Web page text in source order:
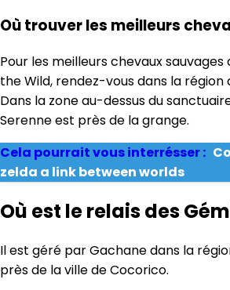
Où trouver les meilleurs
Pour les meilleurs chevaux sauvages
the Wild, rendez-vous dans la région
Dans la zone au-dessus du
Serenne est près de la grange.
Cela pourrait vous interrésser :
zelda a link between worlds
Où est le relais des
Il est géré par Gachane dans la
près de la ville de Cocorico.